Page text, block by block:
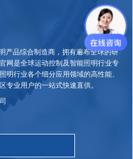
产品综合制造商，拥有遍布全球的研
网是全球运动控制及智能照明行业专
明行业各个细分应用领域的高性能、
专业用户的一站式快速直供。